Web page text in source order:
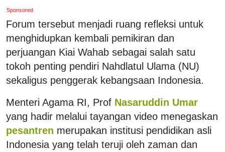
Sponsored
Forum tersebut menjadi ruang refleksi untuk
menghidupkan kembali pemikiran dan
perjuangan Kiai Wahab sebagai salah satu
tokoh penting pendiri Nahdlatul Ulama (NU)
sekaligus penggerak kebangsaan Indonesia.
Menteri Agama RI, Prof Nasaruddin Umar
yang hadir melalui tayangan video menegaskan
pesantren merupakan institusi pendidikan asli
Indonesia yang telah teruji oleh zaman dan